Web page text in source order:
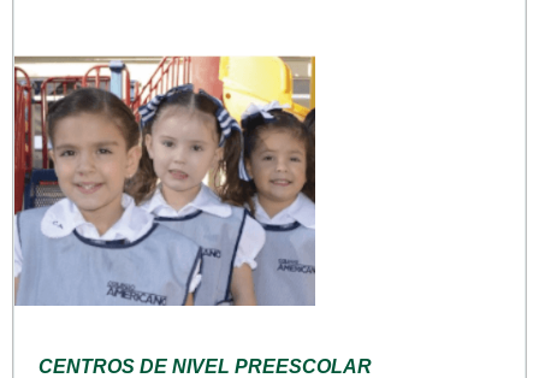
CENTROS DE NIVEL PREESCOLAR